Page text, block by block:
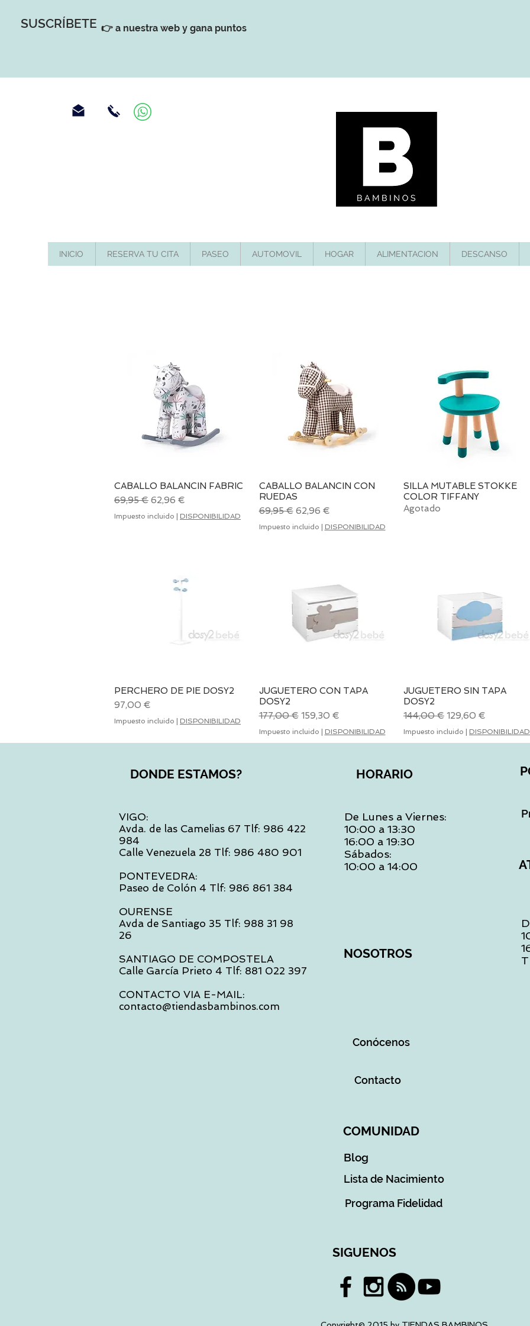
SUSCRÍBETE 👉 a nuestra web y gana puntos
INICIO RESERVA TU CITA PASEO AUTOMOVIL HOGAR ALIMENTACION DESCANSO
Vista rápida
CABALLO BALANCIN FABRIC
Precio
69,95 € Precio de oferta
62,96 €
Impuesto incluido | DISPONIBILIDAD
Vista rápida
CABALLO BALANCIN CON
RUEDAS
Precio
69,95 € Precio de oferta
62,96 €
Impuesto incluido | DISPONIBILIDAD
Vista rápida
SILLA MUTABLE STOKKE
COLOR TIFFANY
Agotado
Vista rápida
PERCHERO DE PIE DOSY2
Precio
97,00 €
Impuesto incluido DISPONIBILIDAD
Vista rápida
JUGUETERO CON TAPA
DOSY2
Precio
177,00 € Precio de oferta
159,30 €
Impuesto incluido DISPONIBILIDAD
Vista rápida
JUGUETERO SIN TAPA
DOSY2
Precio
144,00 € Precio de oferta
129,60 €
Impuesto incluido DISPONIBILIDAD
DONDE ESTAMOS?
VIGO:
Avda. de las Camelias 67 Tlf: 986 422
984
Calle Venezuela 28 Tlf: 986 480 901
PONTEVEDRA:
Paseo de Colón 4 Tlf: 986 861 384
OURENSE
Avda de Santiago 35 Tlf: 988 31 98
26
SANTIAGO DE COMPOSTELA
Calle García Prieto 4 Tlf: 881 022 397
CONTACTO VIA E-MAIL:
contacto@tiendasbambinos.com
HORARIO
De Lunes a Viernes:
10:00 a 13:30
16:00 a 19:30
Sábados:
10:00 a 14:00
NOSOTROS
Conócenos
Contacto
COMUNIDAD
Blog
Lista de Nacimiento
Programa Fidelidad
SIGUENOS